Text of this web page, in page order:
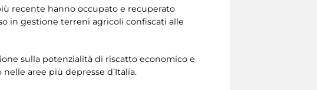
recente hanno occupato e recuperato
in gestione terreni agricoli confiscati alle
sulla potenzialità di riscatto economico e
aree più depresse d’Italia.